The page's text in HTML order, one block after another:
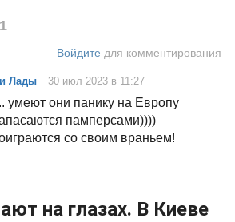
1
Войдите для комментирования
Лады 30 июл 2023 в 11:27
умеют они панику на Европу
памперсами))))
со своим враньем!
на глазах. В Киеве